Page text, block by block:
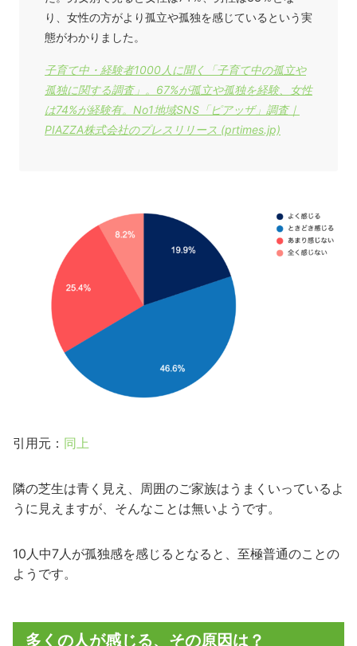
り、女性の方がより孤立や孤独を感じているという実
態がわかりました。
子育て中・経験者1000人に聞く「子育て中の孤立や
孤独に関する調査」。67%が孤立や孤独を経験、女性
は74%が経験有。No1地域SNS「ピアッザ」調査｜
PIAZZA株式会社のプレスリリース (prtimes.jp)
引用元： 同上
隣の芝生は青く見え、周囲のご家族はうまくいっているよ
うに見えますが、そんなことは無いようです。
10人中7人が孤独感を感じるとなると、至極普通のことの
ようです。
多くの人が感じる、その原因は？